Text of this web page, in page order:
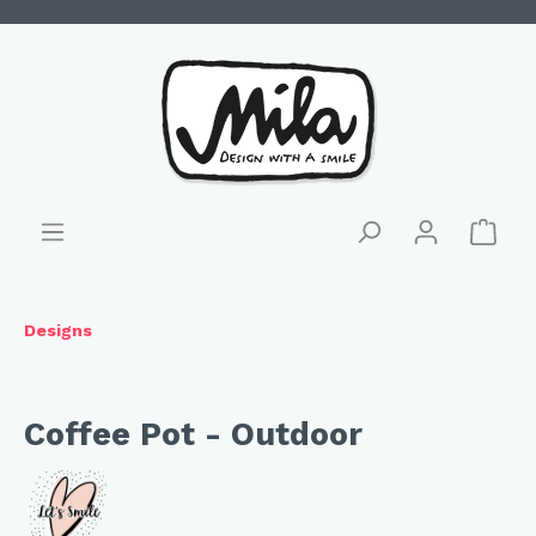
Designs
Coffee Pot - Outdoor